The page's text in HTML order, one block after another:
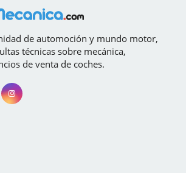
de automoción y mundo motor,
técnicas sobre mecánica,
de venta de coches.